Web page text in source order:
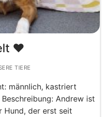
♥️
TIERE
männlich, kastriert
Andrew ist
Hund, der erst seit